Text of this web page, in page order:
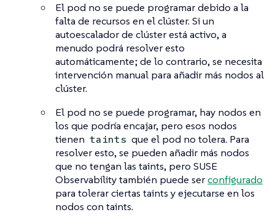
El pod no se puede programar debido a la
falta de recursos en el clúster. Si un
autoescalador de clúster está activo, a
menudo podrá resolver esto
automáticamente; de lo contrario, se necesita
intervención manual para añadir más nodos al
clúster.
El pod no se puede programar, hay nodos en
los que podría encajar, pero esos nodos
tienen taints que el pod no tolera. Para
resolver esto, se pueden añadir más nodos
que no tengan las taints, pero SUSE
Observability también puede serconfigurado
para tolerar ciertas taints y ejecutarse en los
nodos con taints.